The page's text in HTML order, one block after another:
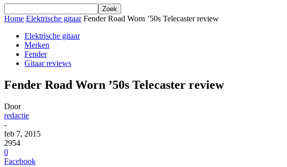
Home Elektrische gitaar Fender Road Worn ’50s Telecaster review
Elektrische gitaar
Merken
Fender
Gitaar reviews
Fender Road Worn ’50s Telecaster review
Door
redactie
-
feb 7, 2015
2954
0
Facebook